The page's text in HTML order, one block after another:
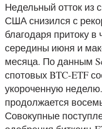
Недельный отток из
США снизился с
благодаря притоку в
середины июня и
месяца. По данным
спотовых BTC-ETF
укороченную
продолжается
Совокупные